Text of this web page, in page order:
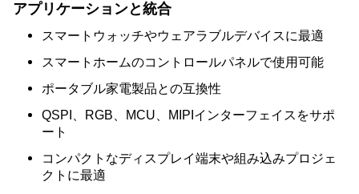
アプリケーションと統合
スマートウォッチやウェアラブルデバイスに最適
スマートホームのコントロールパネルで使用可能
ポータブル家電製品との互換性
QSPI、RGB、MCU、MIPIインターフェイスをサポ
ート
コンパクトなディスプレイ端末や組み込みプロジェ
クトに最適